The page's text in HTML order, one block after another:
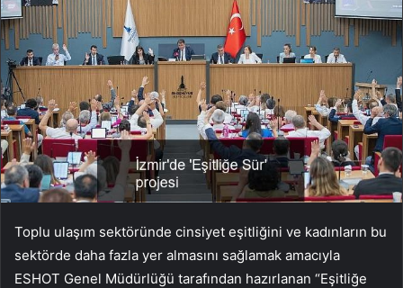
Toplu ulaşım sektöründe cinsiyet eşitliğini ve kadınların bu
sektörde daha fazla yer almasını sağlamak amacıyla
ESHOT Genel Müdürlüğü tarafından hazırlanan “Eşitliğe